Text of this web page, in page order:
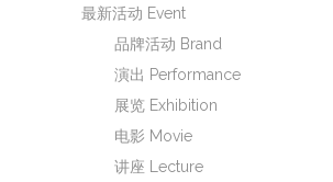
最新活动 Event
品牌活动 Brand
演出 Performance
展览 Exhibition
电影 Movie
讲座 Lecture